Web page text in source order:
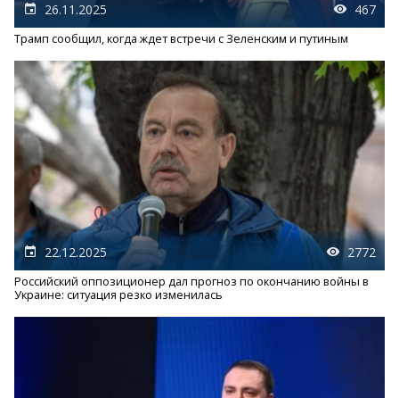
26.11.2025 467
Трамп сообщил, когда ждет встречи с Зеленским и путиным
22.12.2025 2772
Российский оппозиционер дал прогноз по окончанию войны в
Украине: ситуация резко изменилась